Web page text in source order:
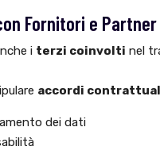
Fornitori e Partner
i terzi coinvolti nel
accordi
dei dati